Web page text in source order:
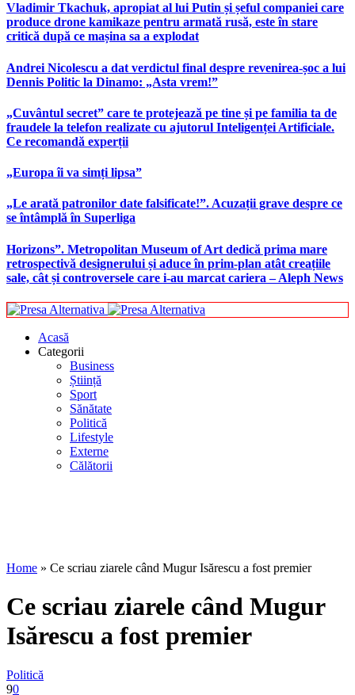
Vladimir Tkachuk, apropiat al lui Putin și șeful companiei care
produce drone kamikaze pentru armată rusă, este în stare
critică după ce mașina sa a explodat
Andrei Nicolescu a dat verdictul final despre revenirea-șoc a lui
Dennis Politic la Dinamo: „Asta vrem!”
„Cuvântul secret” care te protejează pe tine și pe familia ta de
fraudele la telefon realizate cu ajutorul Inteligenței Artificiale.
Ce recomandă experții
„Europa îi va simți lipsa”
„Le arată patronilor date falsificate!”. Acuzații grave despre ce
se întâmplă în Superliga
Horizons”. Metropolitan Museum of Art dedică prima mare
retrospectivă designerului și aduce în prim-plan atât creațiile
sale, cât și controversele care i-au marcat cariera – Aleph News
Acasă
Categorii
Business
Știință
Sport
Sănătate
Politică
Lifestyle
Externe
Călătorii
Home » Ce scriau ziarele când Mugur Isărescu a fost premier
Ce scriau ziarele când Mugur
Isărescu a fost premier
Politică
90